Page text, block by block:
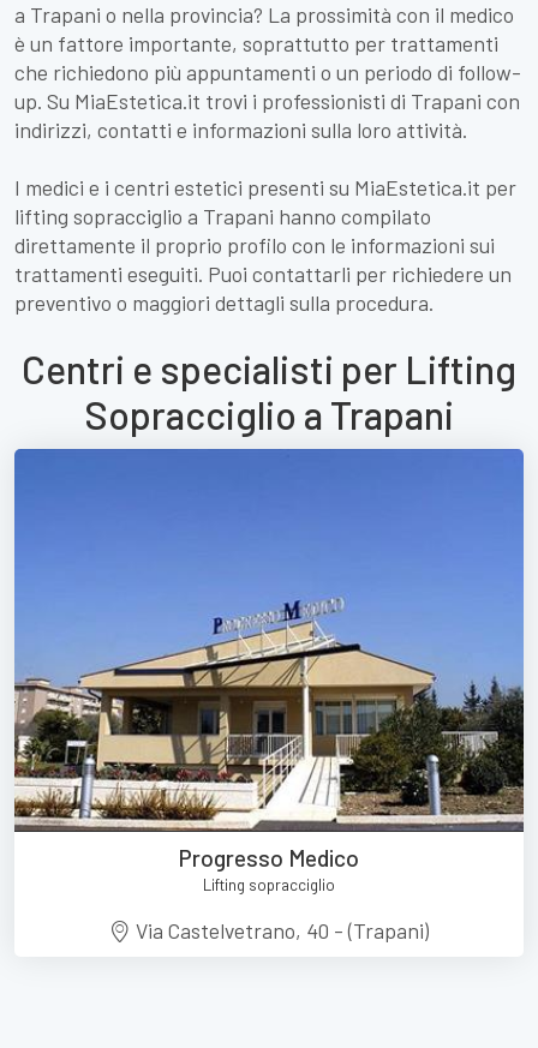
a Trapani o nella provincia? La prossimità con il medico
è un fattore importante, soprattutto per trattamenti
che richiedono più appuntamenti o un periodo di follow-
up. Su MiaEstetica.it trovi i professionisti di Trapani con
indirizzi, contatti e informazioni sulla loro attività.
I medici e i centri estetici presenti su MiaEstetica.it per
lifting sopracciglio a Trapani hanno compilato
direttamente il proprio profilo con le informazioni sui
trattamenti eseguiti. Puoi contattarli per richiedere un
preventivo o maggiori dettagli sulla procedura.
Centri e specialisti per Lifting
Sopracciglio a Trapani
Progresso Medico
Lifting sopracciglio
Via Castelvetrano, 40 - (Trapani)